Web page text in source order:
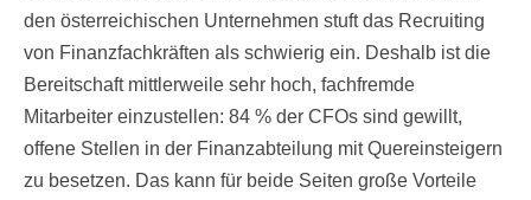
den österreichischen Unternehmen stuft das Recruiting
von Finanzfachkräften als schwierig ein. Deshalb ist die
Bereitschaft mittlerweile sehr hoch, fachfremde
Mitarbeiter einzustellen: 84 % der CFOs sind gewillt,
offene Stellen in der Finanzabteilung mit Quereinsteigern
zu besetzen. Das kann für beide Seiten große Vorteile